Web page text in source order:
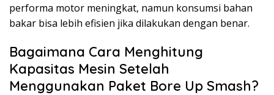
performa motor meningkat, namun konsumsi bahan
bakar bisa lebih efisien jika dilakukan dengan benar.
Bagaimana Cara Menghitung
Kapasitas Mesin Setelah
Menggunakan Paket Bore Up Smash?